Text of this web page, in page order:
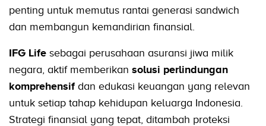
penting untuk memutus rantai generasi sandwich
dan membangun kemandirian finansial.
IFG Life sebagai perusahaan asuransi jiwa milik
negara, aktif memberikan solusi perlindungan
komprehensifdan edukasi keuangan yang relevan
untuk setiap tahap kehidupan keluarga Indonesia.
Strategi finansial yang tepat, ditambah proteksi